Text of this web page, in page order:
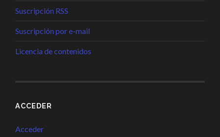
Suscripción RSS
Suscripción por e-mail
Licencia de contenidos
ACCEDER
Acceder